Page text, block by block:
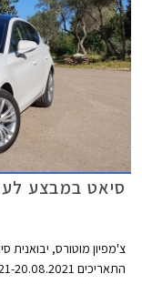
סיאט במבצע
צ'מפיון מוטורס, יבואנית